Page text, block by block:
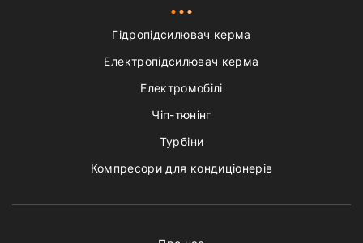
Гідропідсилювач керма
Електропідсилювач керма
Електромобілі
Чіп-тюнінг
Турбіни
Компресори для кондиціонерів